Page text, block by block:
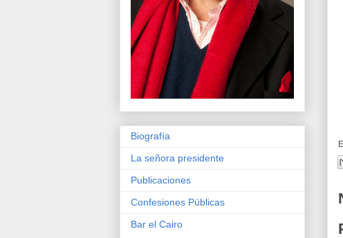
Biografía
La señora presidente
Publicaciones
Confesiones Públicas
Bar el Cairo